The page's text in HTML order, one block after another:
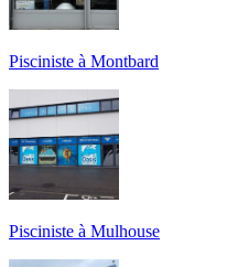
Pisciniste à Montbard
Pisciniste à Mulhouse